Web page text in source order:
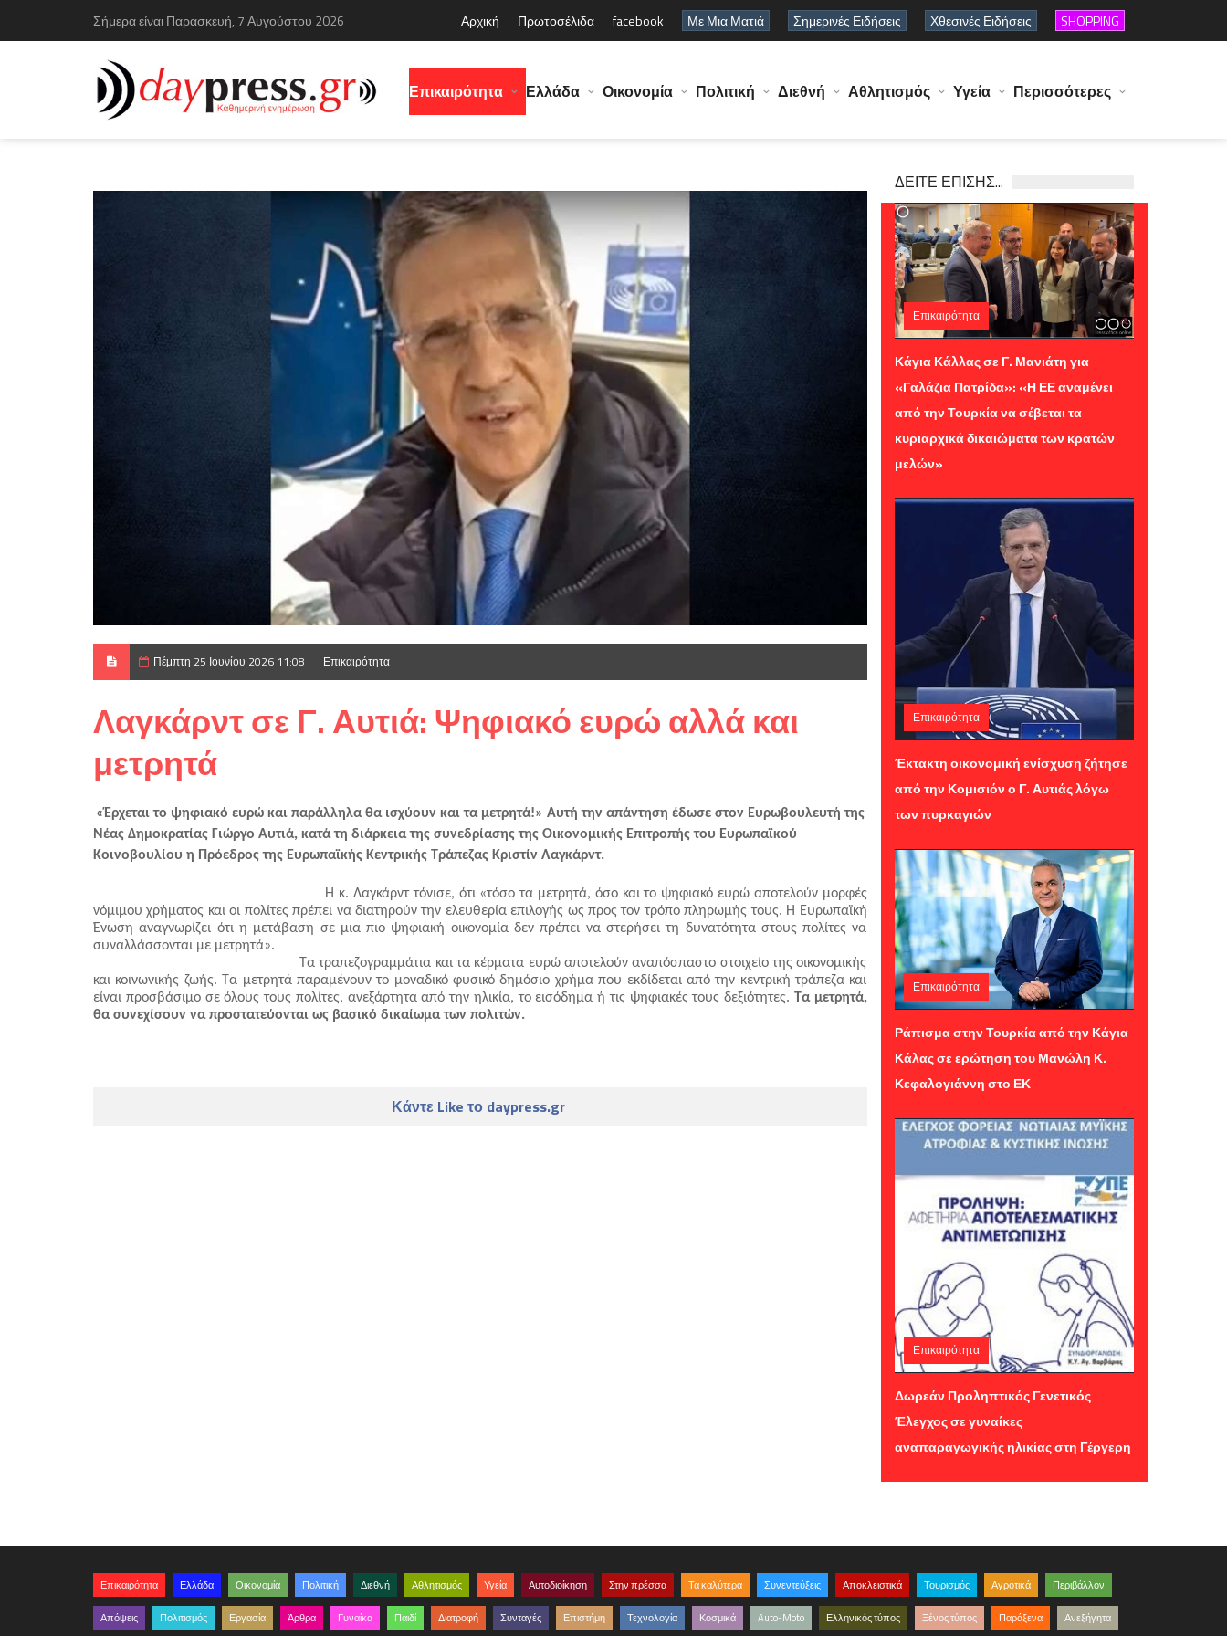
Σήμερα είναι Παρασκευή, 7 Αυγούστου 2026 Αρχική Πρωτοσέλιδα facebook Με Μια Ματιά Σημερινές Ειδήσεις Χθεσινές Ειδήσεις SHOPPING
Επικαιρότητα Ελλάδα Οικονομία Πολιτική Διεθνή Αθλητισμός Υγεία Περισσότερες
Πέμπτη 25 Ιουνίου 2026 11:08 Επικαιρότητα
Λαγκάρντ σε Γ. Αυτιά: Ψηφιακό ευρώ αλλά και
μετρητά
«Έρχεται το ψηφιακό ευρώ και παράλληλα θα ισχύουν και τα μετρητά!» Αυτή την απάντηση έδωσε στον Ευρωβουλευτή της
Νέας Δημοκρατίας Γιώργο Αυτιά, κατά τη διάρκεια της συνεδρίασης της Οικονομικής Επιτροπής του Ευρωπαϊκού
Κοινοβουλίου η Πρόεδρος της Ευρωπαϊκής Κεντρικής Τράπεζας Κριστίν Λαγκάρντ.
Η κ. Λαγκάρντ τόνισε, ότι «τόσο τα μετρητά, όσο και το ψηφιακό ευρώ αποτελούν μορφές
νόμιμου χρήματος και οι πολίτες πρέπει να διατηρούν την ελευθερία επιλογής ως προς τον τρόπο πληρωμής τους. Η Ευρωπαϊκή
Ένωση αναγνωρίζει ότι η μετάβαση σε μια πιο ψηφιακή οικονομία δεν πρέπει να στερήσει τη δυνατότητα στους πολίτες να
συναλλάσσονται με μετρητά».
Τα τραπεζογραμμάτια και τα κέρματα ευρώ αποτελούν αναπόσπαστο στοιχείο της οικονομικής
και κοινωνικής ζωής. Τα μετρητά παραμένουν το μοναδικό φυσικό δημόσιο χρήμα που εκδίδεται από την κεντρική τράπεζα και
είναι προσβάσιμο σε όλους τους πολίτες, ανεξάρτητα από την ηλικία, το εισόδημα ή τις ψηφιακές τους δεξιότητες. Τα μετρητά,
θα συνεχίσουν να προστατεύονται ως βασικό δικαίωμα των πολιτών.
Κάντε Like το daypress.gr
ΔΕΙΤΕ ΕΠΙΣΗΣ...
Επικαιρότητα
Τετάρτη 05 Αυγούστου 2026 10:38
Κάγια Κάλλας σε Γ. Μανιάτη για
«Γαλάζια Πατρίδα»: «Η ΕΕ αναμένει
από την Τουρκία να σέβεται τα
κυριαρχικά δικαιώματα των κρατών
μελών»
Επικαιρότητα
Τρίτη 04 Αυγούστου 2026 12:16
Έκτακτη οικονομική ενίσχυση ζήτησε
από την Κομισιόν ο Γ. Αυτιάς λόγω
των πυρκαγιών
Επικαιρότητα
Παρασκευή 24 Ιουλίου 2026 12:24
Ράπισμα στην Τουρκία από την Κάγια
Κάλας σε ερώτηση του Μανώλη Κ.
Κεφαλογιάννη στο ΕΚ
Επικαιρότητα
Παρασκευή 24 Ιουλίου 2026 11:09
Δωρεάν Προληπτικός Γενετικός
Έλεγχος σε γυναίκες
αναπαραγωγικής ηλικίας στη Γέργερη
Επικαιρότητα Ελλάδα Οικονομία Πολιτική Διεθνή Αθλητισμός Υγεία Αυτοδιοίκηση Στην πρέσσα Τα καλύτερα Συνεντεύξεις Αποκλειστικά Τουρισμός Αγροτικά Περιβάλλον
Απόψεις Πολιτισμός Εργασία Άρθρα Γυναίκα Παιδί Διατροφή Συνταγές Επιστήμη Τεχνολογία Κοσμικά Auto-Moto Ελληνικός τύπος Ξένος τύπος Παράξενα Ανεξήγητα